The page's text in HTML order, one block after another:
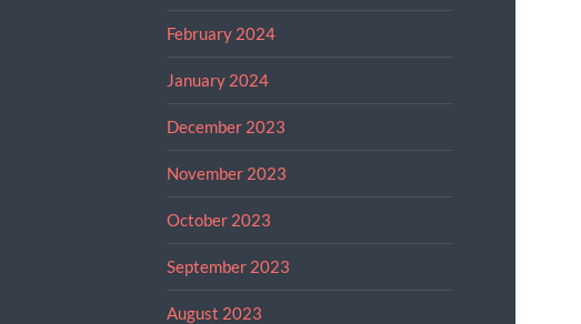
February 2024
January 2024
December 2023
November 2023
October 2023
September 2023
August 2023